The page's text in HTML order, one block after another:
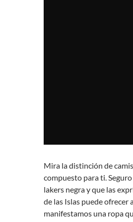
Mira la distinción de
compuesto para ti.
lakers negra y que las
de las Islas puede ofrecer
manifestamos una ropa